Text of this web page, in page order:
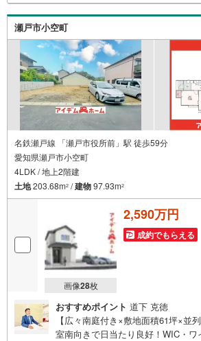
もおまかせください！弊社HPにて
IEを公開中!!写真だけでは伝わらな
ご紹介しております♪さらに店内に
売予定物件等ございます☆この機会
ださい♪
瀬戸市小空町
名鉄瀬戸線 「瀬戸市役所前」駅 徒歩59分
愛知県瀬戸市小空町
4LDK / 地上2階建
土地203.68m2 /建物97.93m2
画像28枚
2,590万円
成約でもらえる
おすすめポイント 道下 克徳
【広々南庭付き×敷地面積61坪×並
室南向きで日当たり良好！WIC・